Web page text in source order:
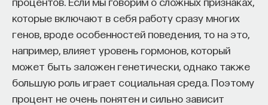
которые включают в себя работу сразу многих
генов, вроде особенностей поведения, то на это,
например, влияет уровень гормонов, который
может быть заложен генетически, однако также
большую роль играет социальная среда. Поэтому
процент не очень понятен и сильно зависит